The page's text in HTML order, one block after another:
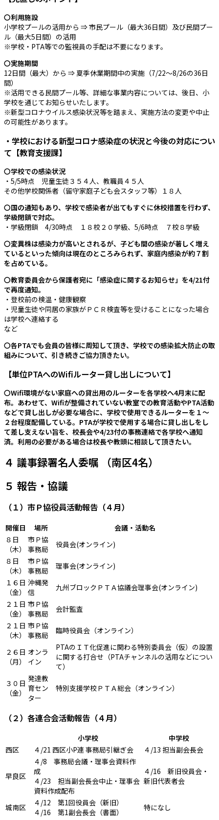
〇利用施設
小学校プールの活用から ⇒ 市民プール（最大36日間）及び民間プー
ル（最大5日間）の活用
※学校・PTA等での監視員の手配は不要になります。
〇実施期間
12日間（最大）から ⇒ 夏季休業期間中の実施（7/22～8/26の36日
間）
※活用できる民間プール等、詳細な事業内容については、後日、小
学校を通じてお知らせいたします。
※新型コロナウイルス感染状況等を踏まえ、実施方法の変更や中止
の可能性があります。
・学校における新型コロナ感染症の状況と今後の対応につい
て【教育支援課】
〇学校での感染状況
・5/5時点 児童生徒３５４人、教職員４５人
その他学校関係者（留守家庭子ども会スタッフ等）１８人
〇国の通知もあり、学校で感染者が出てもすぐに休校措置を行わず、
学級閉鎖で対応。
・学級閉鎖 4/30時点 １８校２０学級、5/6時点 ７校８学級
〇変異株は感染力が高いとされるが、子ども間の感染が著しく増え
ているといった傾向は現在のところみられず、家庭内感染が約７割
を占めている。
〇教育委員会から保護者宛に「感染症に関するお知らせ」を4/21付
で再度通知。
・登校前の検温・健康観察
・児童生徒や同居の家族がＰＣＲ検査等を受けることになった場合
は学校へ連絡する
など
〇各PTAでも会員の皆様に周知して頂き、学校での感染拡大防止の取
組みについて、引き続きご協力頂きたい。
【単位PTAへのWifiルーター貸し出しについて】
〇Wifi環境がない家庭への貸出用のルーターを各学校へ4月末に配
布。あわせて、Wifiが整備されていない教室での教育活動やPTA活動
などで貸し出しが必要な場合に、学校で使用できるルーターを１～
２台程度配備している。PTAが学校で使用する場合に貸し出しをし
て差し支えない旨を、校長会や4/23付の事務連絡で各学校へ通知
済。利用の必要がある場合は校長や教頭に相談して頂きたい。
４ 議事録署名人委嘱 （南区4名）
５ 報告・協議
（１）市Ｐ協役員活動報告（４月）
開催日 場所
会議・活動名
８日
（木）
市Ｐ協
事務局
役員会(オンライン)
８日
（木）
市Ｐ協
事務局
理事会(オンライン)
１６日
（金）
沖縄発
信
九州ブロックＰＴＡ協議会理事会(オンライン)
２１日
（金）
市Ｐ協
事務局
会計監査
２１日
（木）
市Ｐ協
事務局
臨時役員会（オンライン）
２６日
（月）
オンラ
イン
PTAのＩＴ化促進に関わる特別委員会（仮）の設置
に関する打合せ（PTAチャンネルの活用などについ
て）
３０日
（金）
発達教
育セン
ター
特別支援学校ＰＴＡ総会（オンライン）
（２）各連合会活動報告（４月）
小学校
中学校
西区
４/21 西区小P連 事務局引継ぎ会 ４/13 担当副会長会
早良区
４/8 事務局会議・理事会資料作
成
４/23 担当副会長会中止・理事会
資料作成配布
４/16 新旧役員会・
新旧代表者会
城南区
４/12 第1回役員会（新旧）
４/16 第1副会長会（書面）
特になし